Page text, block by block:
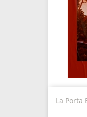
La Porta